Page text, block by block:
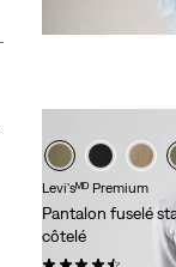
Levi'sᴹᴰ Premium
Pantalon fuselé
côtelé